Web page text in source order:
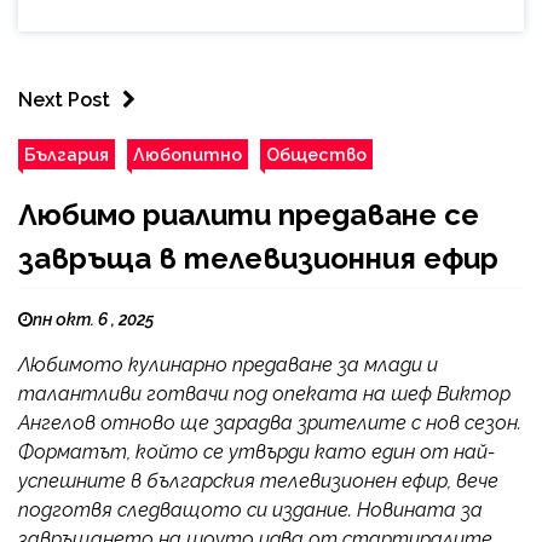
Next Post
България Любопитно Общество
Любимо риалити предаване се
завръща в телевизионния ефир
пн окт. 6 , 2025
Любимото кулинарно предаване за млади и
талантливи готвачи под опеката на шеф Виктор
Ангелов отново ще зарадва зрителите с нов сезон.
Форматът, който се утвърди като един от най-
успешните в българския телевизионен ефир, вече
подготвя следващото си издание. Новината за